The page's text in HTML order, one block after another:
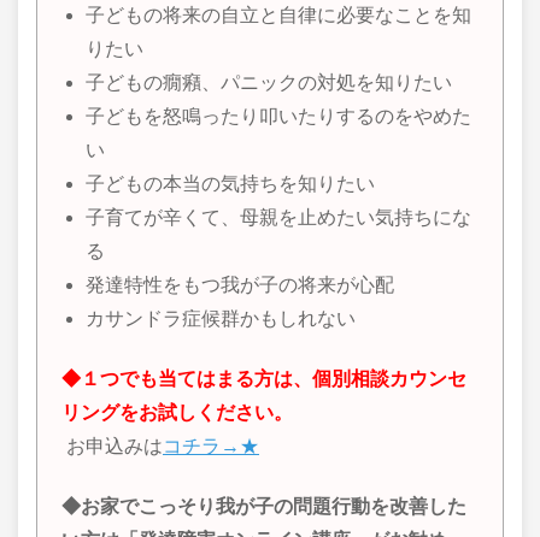
子どもの将来の自立と自律に必要なことを知
りたい
子どもの癇癪、パニックの対処を知りたい
子どもを怒鳴ったり叩いたりするのをやめた
い
子どもの本当の気持ちを知りたい
子育てが辛くて、母親を止めたい気持ちにな
る
発達特性をもつ我が子の将来が心配
カサンドラ症候群かもしれない
◆１つでも当てはまる方は、個別相談カウンセ
リングをお試しください。
お申込みはコチラ→★
◆お家でこっそり我が子の問題行動を改善した